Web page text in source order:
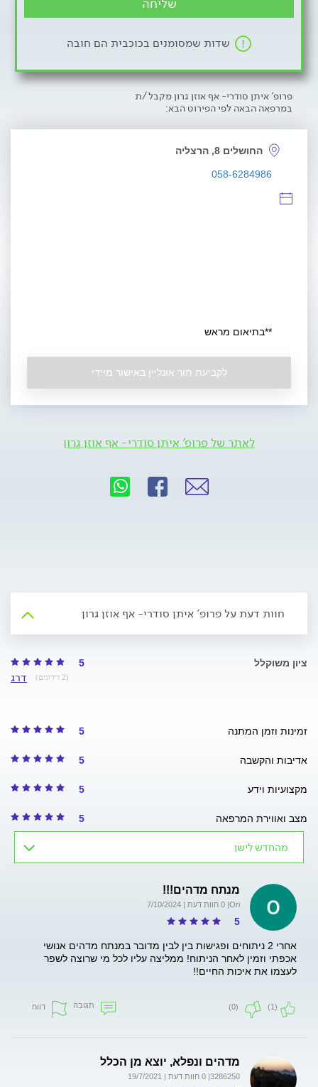
שדות שמסומנים בכוכבית הם חובה
פרופ' איתן סודרי- אף אוזן גרון מקבל/ת
במרפאה הבאה לפי הפירוט הבא:
החושלים 8, הרצליה
058-6284986
**בתיאום מראש
לקביעת תור אונליין באישור מיידי
לאתר של פרופ' איתן סודרי- אף אוזן גרון
חוות דעת על פרופ' איתן סודרי- אף אוזן גרון
ציון משוקלל 5
דרג (2 דירוגים)
זמינות וזמן המתנה 5
אדיבות והקשבה 5
מקצועיות וידע 5
מצב ואווירת המרפאה 5
מהחדש לישן
מנתח מדהים!!!
Ori| 0 חוות דעת | 7/10/2024
5
אחרי 2 ניתוחים ופגישות בין לבין מדובר במנתח מדהים אנושי
אכפתי וזמין לאחר הניתוח! ממליצה עליו לכל מי שרוצה לשפר
לעצמו את איכות החיים!!
(1)
(0) תגובה דווח
מדהים ונפלא, יוצא מן הכלל
3286250| 0 חוות דעת | 19/7/2021